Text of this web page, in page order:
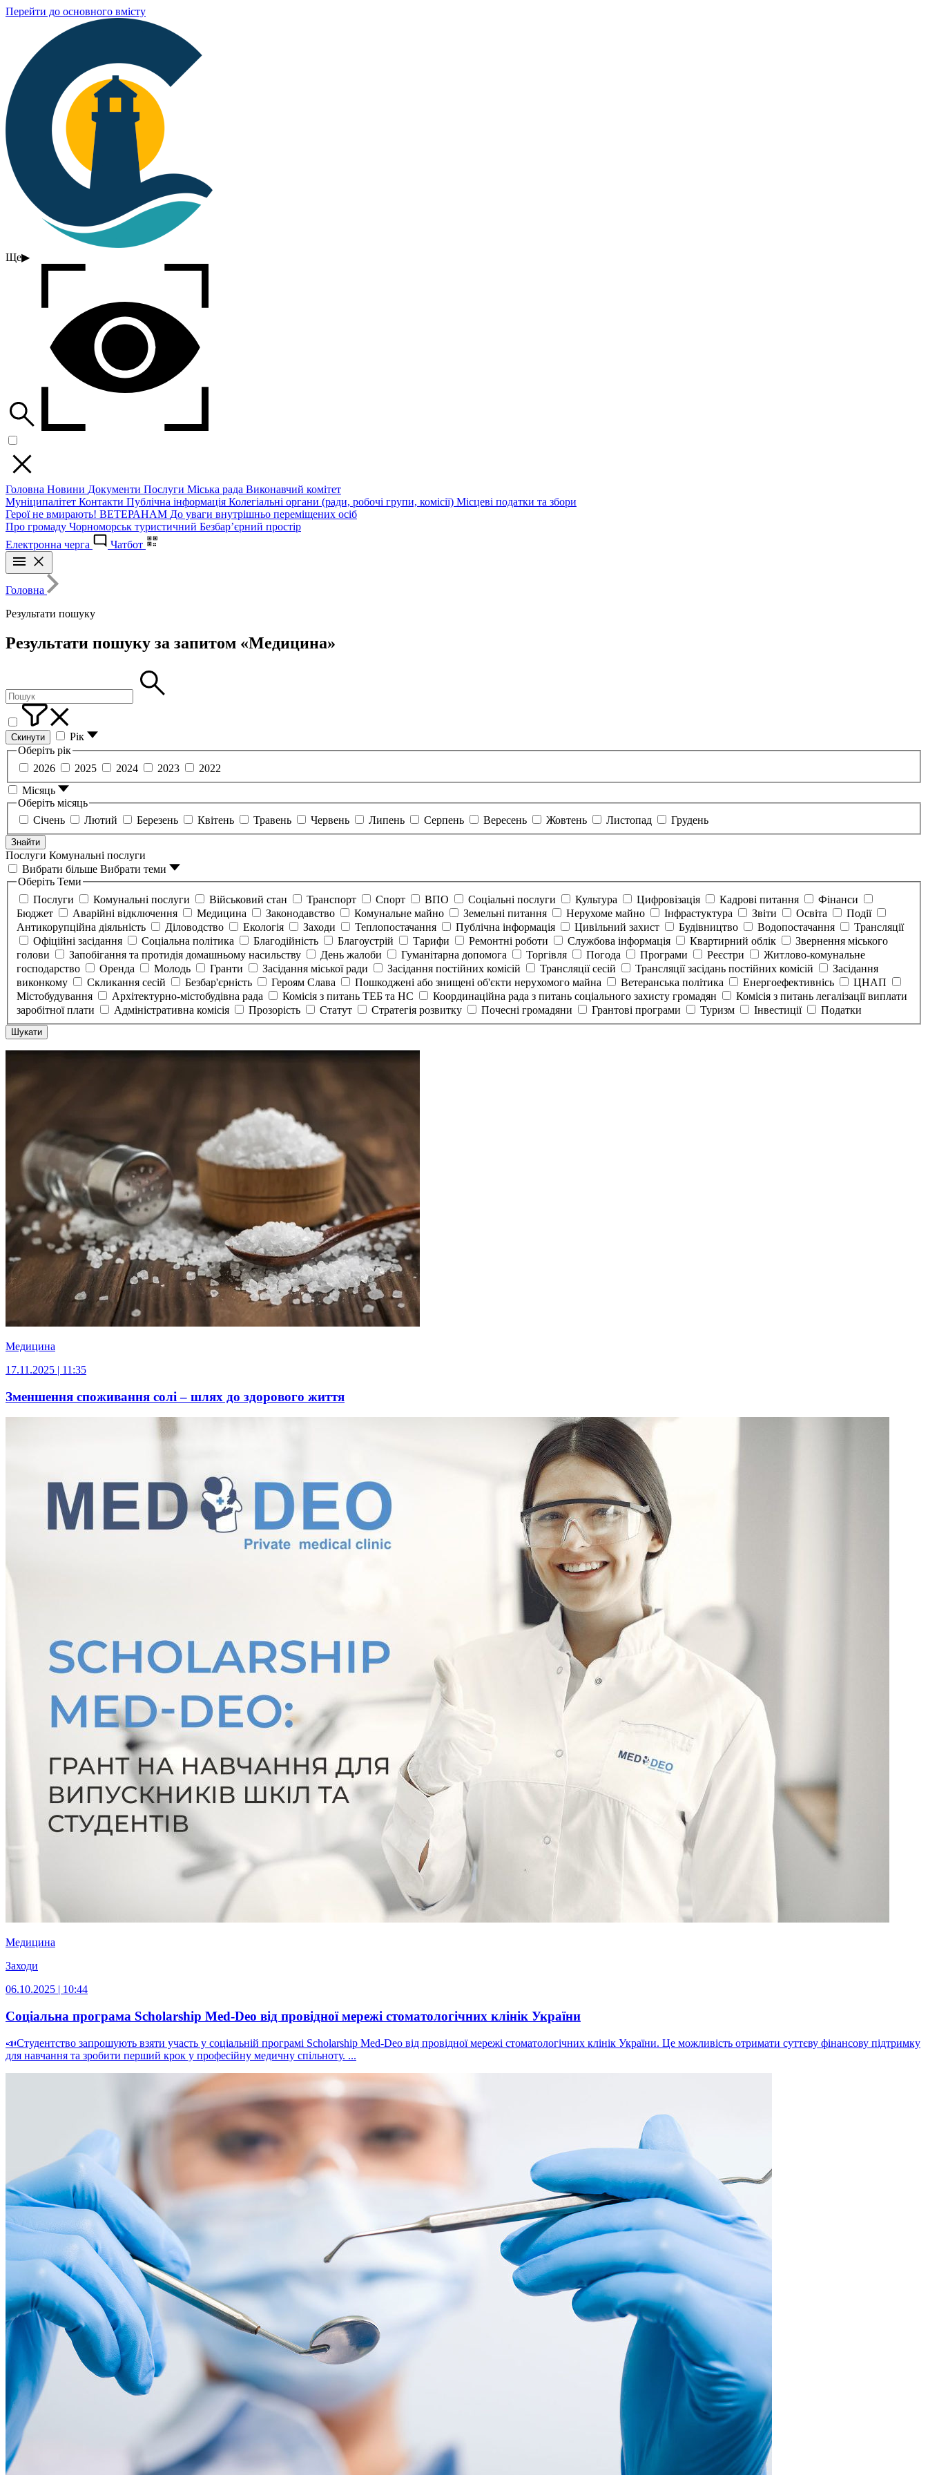
Перейти до основного вмісту
Ще▶
Головна Новини Документи Послуги Міська рада Виконавчий комітет
Муніципалітет Контакти Публічна інформація Колегіальні органи (ради, робочі групи, комісії) Місцеві податки та збори
Герої не вмирають! ВЕТЕРАНАМ До уваги внутрішньо переміщених осіб
Про громаду Чорноморськ туристичний Безбар’єрний простір
Електронна черга
Чатбот
Головна
Результати пошуку
Результати пошуку за запитом «Медицина»
Скинути
Рік
Оберіть рік
2026
2025 2024 2023
2022
Місяць
Оберіть місяць
Січень
Лютий Березень Квітень Травень Червень Липень Серпень Вересень Жовтень Листопад Грудень
Знайти
Послуги Комунальні послуги
Вибрати більше Вибрати теми
Оберіть Теми
Послуги
Комунальні послуги Військовий стан Транспорт Спорт ВПО Соціальні послуги Культура Цифровізація Кадрові питання
Фінанси
Бюджет
Аварійні відключення Медицина Законодавство Комунальне майно Земельні питання Нерухоме майно Інфрастуктура Звіти Освіта
Події
Антикорупційна діяльність
Діловодство Екологія Заходи Теплопостачання Публічна інформація Цивільний захист Будівництво Водопостачання
Трансляції
Офіційні засідання
Соціальна політика Благодійність Благоустрій Тарифи Ремонтні роботи Службова інформація Квартирний облік
Звернення міського
голови
Запобігання та протидія домашньому насильству День жалоби Гуманітарна допомога Торгівля Погода Програми Реєстри
Житлово-комунальне
господарство
Оренда Молодь Гранти Засідання міської ради Засідання постійних комісій Трансляції сесій Трансляції засідань постійних комісій
Засідання
виконкому
Скликання сесій Безбар'єрність Героям Слава Пошкоджені або знищені об'єкти нерухомого майна Ветеранська політика Енергоефективнісь
ЦНАП
Містобудування
Архітектурно-містобудівна рада Комісія з питань ТЕБ та НС Координаційна рада з питань соціального захисту громадян
Комісія з питань легалізації виплати
заробітної плати
Адміністративна комісія Прозорість Статут Стратегія розвитку Почесні громадяни Грантові програми Туризм Інвестиції Податки
Шукати
Медицина
17.11.2025 | 11:35
Зменшення споживання солі – шлях до здорового життя
Медицина
Заходи
06.10.2025 | 10:44
Соціальна програма Scholarship Med-Deo від провідної мережі стоматологічних клінік України
📣Студентство запрошують взяти участь у соціальній програмі Scholarship Med-Deo від провідної мережі стоматологічних клінік України. Це можливість отримати суттєву фінансову підтримку
для навчання та зробити перший крок у професійну медичну спільноту. ...